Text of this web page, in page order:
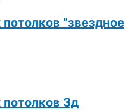
"звездное
3д